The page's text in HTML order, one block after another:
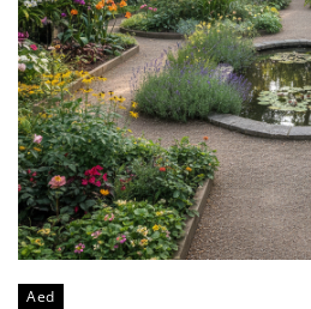
Aed